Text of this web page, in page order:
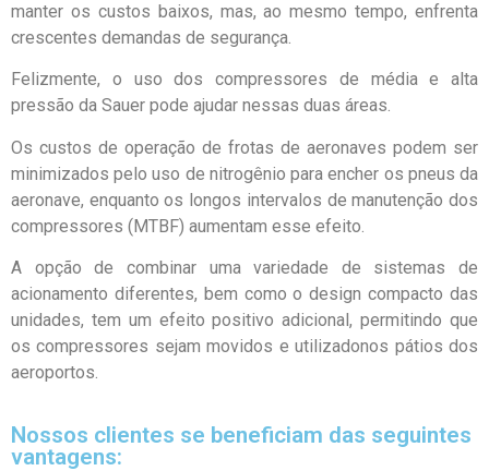
manter os custos baixos, mas, ao mesmo tempo, enfrenta
crescentes demandas de segurança.
Felizmente, o uso dos compressores de média e alta
pressão da Sauer pode ajudar nessas duas áreas.
Os custos de operação de frotas de aeronaves podem ser
minimizados pelo uso de nitrogênio para encher os pneus da
aeronave, enquanto os longos intervalos de manutenção dos
compressores (MTBF) aumentam esse efeito.
A opção de combinar uma variedade de sistemas de
acionamento diferentes, bem como o design compacto das
unidades, tem um efeito positivo adicional, permitindo que
os compressores sejam movidos e utilizado​​nos pátios dos
aeroportos.
Nossos clientes se beneficiam das seguintes
vantagens: